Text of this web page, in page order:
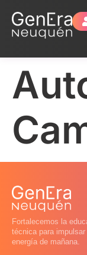
Fortalecemos la
técnica para impulsar
energía de mañana.